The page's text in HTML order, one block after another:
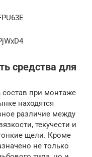
средства для
при монтаже
находятся
различие между
текучести и
щели. Кроме
не только